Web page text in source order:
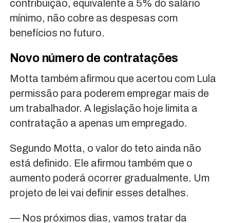
contribuição, equivalente a 5% do salário
mínimo, não cobre as despesas com
benefícios no futuro.
Novo número de contratações
Motta também afirmou que acertou com Lula
permissão para poderem empregar mais de
um trabalhador. A legislação hoje limita a
contratação a apenas um empregado.
Segundo Motta, o valor do teto ainda não
está definido. Ele afirmou também que o
aumento poderá ocorrer gradualmente. Um
projeto de lei vai definir esses detalhes.
— Nos próximos dias, vamos tratar da